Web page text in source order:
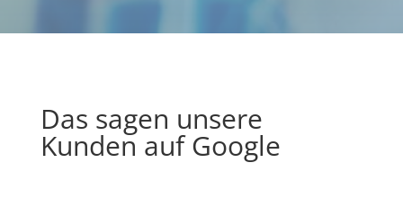
Das sagen unsere
Kunden auf Google